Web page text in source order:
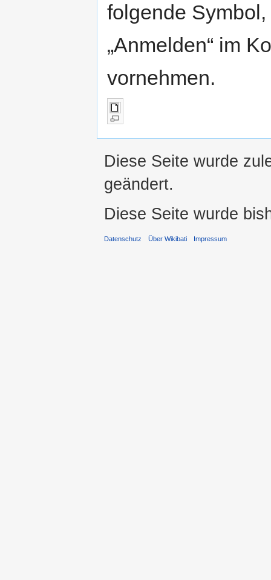
folgende Symbol,
„Anmelden“ im
vornehmen.
Diese Seite wurde
geändert.
Diese Seite wurde
Datenschutz Über Wikibati Impressum